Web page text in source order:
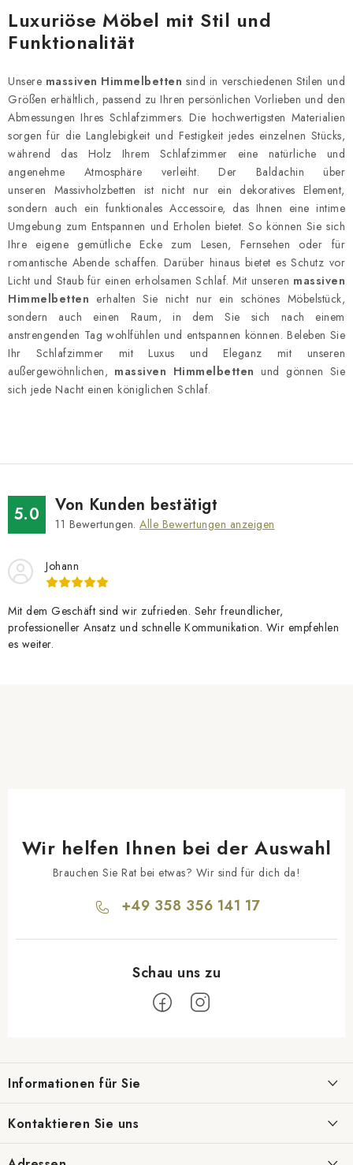
t
e
u
e
r
e
l
e
m
e
n
t
e
d
e
r
L
i
s
Luxuriöse Möbel mit Stil und
Funktionalität
Unsere massiven Himmelbetten sind in verschiedenen Stilen und
Größen erhältlich, passend zu Ihren persönlichen Vorlieben und den
Abmessungen Ihres Schlafzimmers. Die hochwertigsten Materialien
sorgen für die Langlebigkeit und Festigkeit jedes einzelnen Stücks,
während das Holz Ihrem Schlafzimmer eine natürliche und
angenehme Atmosphäre verleiht. Der Baldachin über
unseren Massivholzbetten ist nicht nur ein dekoratives Element,
sondern auch ein funktionales Accessoire, das Ihnen eine intime
Umgebung zum Entspannen und Erholen bietet. So können Sie sich
Ihre eigene gemütliche Ecke zum Lesen, Fernsehen oder für
romantische Abende schaffen. Darüber hinaus bietet es Schutz vor
Licht und Staub für einen erholsamen Schlaf. Mit unseren massiven
Himmelbetten erhalten Sie nicht nur ein schönes Möbelstück,
sondern auch einen Raum, in dem Sie sich nach einem
anstrengenden Tag wohlfühlen und entspannen können. Beleben Sie
Ihr Schlafzimmer mit Luxus und Eleganz mit unseren
außergewöhnlichen, massiven Himmelbetten und gönnen Sie
sich jede Nacht einen königlichen Schlaf.
5.0 Von Kunden bestätigt
11 Bewertungen. Alle Bewertungen anzeigen
Johann
Mit dem Geschäft sind wir zufrieden. Sehr freundlicher,
professioneller Ansatz und schnelle Kommunikation. Wir empfehlen
es weiter.
Wir helfen Ihnen bei der Auswahl
Brauchen Sie Rat bei etwas? Wir sind für dich da!
+49 358 356 141 17
ß
z
e
Informationen für Sie
Geschäftsbewertung
Kontaktieren Sie uns